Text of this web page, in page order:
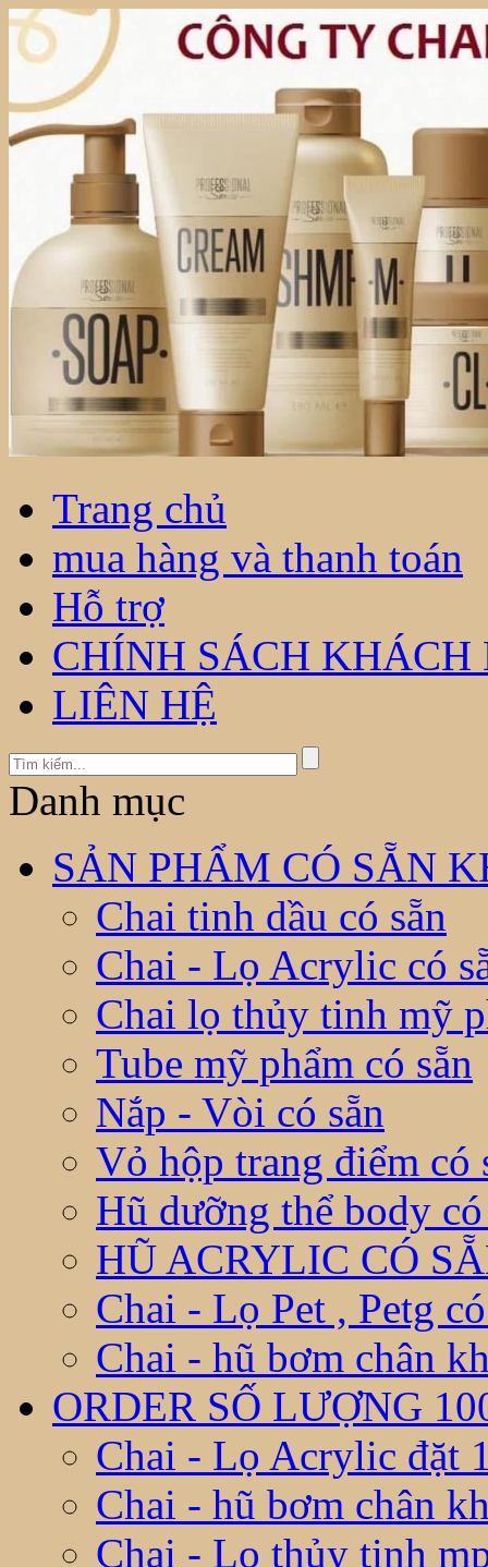
Trang chủ
mua hàng và thanh toán
Hỗ trợ
CHÍNH SÁCH KHÁCH
LIÊN HỆ
Danh mục
SẢN PHẨM CÓ SẴN
Chai tinh dầu có sẵn
Chai - Lọ Acrylic có
Chai lọ thủy tinh mỹ
Tube mỹ phẩm có sẵn
Nắp - Vòi có sẵn
Vỏ hộp trang điểm có
Hũ dưỡng thể body có
HŨ ACRYLIC CÓ
Chai - Lọ Pet , Petg
Chai - hũ bơm chân
ORDER SỐ LƯỢNG
Chai - Lọ Acrylic đặt
Chai - hũ bơm chân
Chai - Lọ thủy tinh